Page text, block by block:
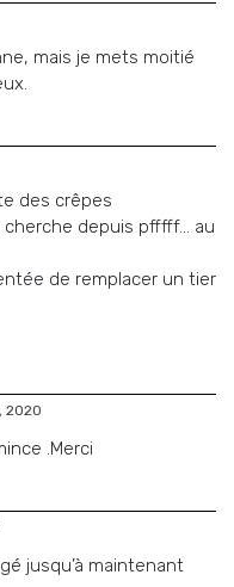
mais je mets moitié
des crêpes
depuis pfffff… au
de remplacer un tier
2020
.Merci
jusqu’à maintenant